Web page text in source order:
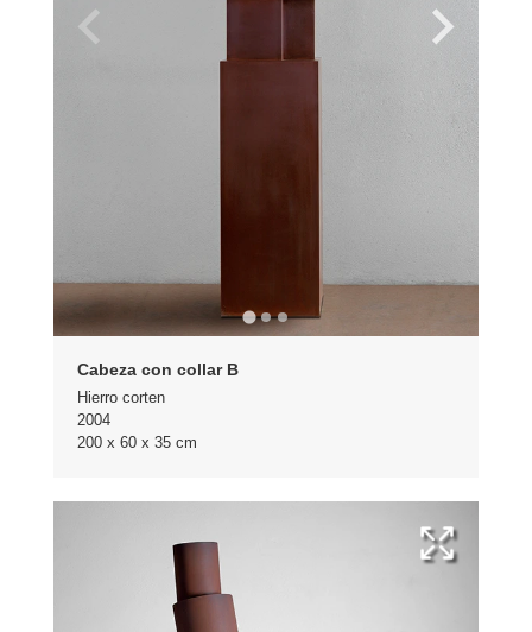
Cabeza con collar B
Hierro corten
2004
200 x 60 x 35 cm